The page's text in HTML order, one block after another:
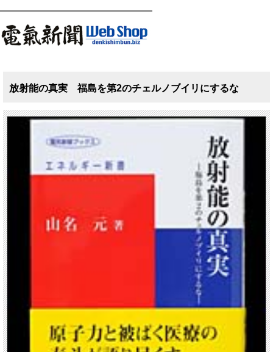
放射能の真実 福島を第2のチェルノブイリにするな